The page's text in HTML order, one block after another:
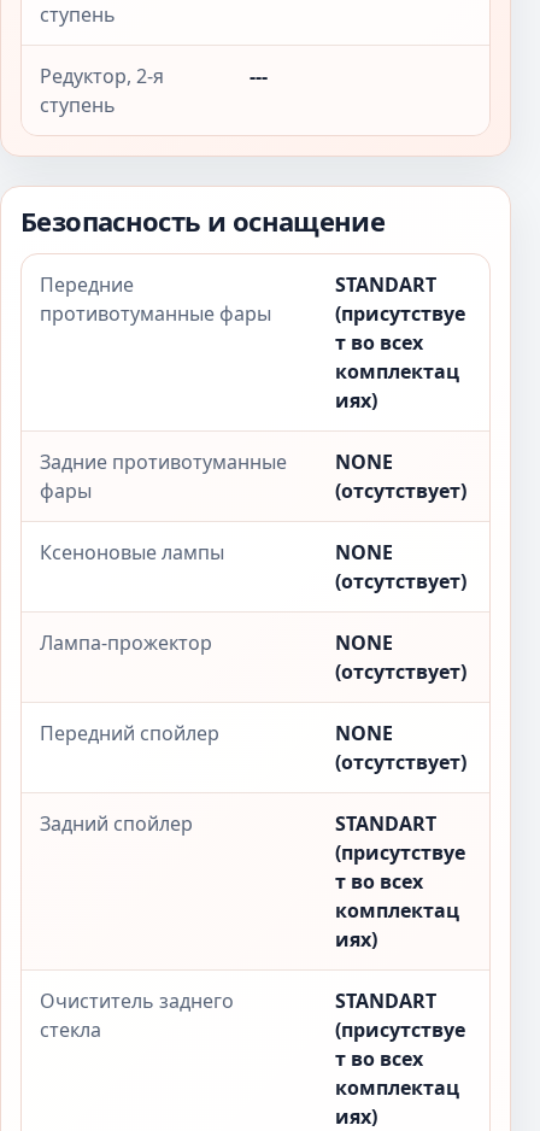
ступень
Редуктор, 2-я
ступень
---
Безопасность и оснащение
Передние
противотуманные фары
STANDART
(присутствуе
т во всех
комплектац
иях)
Задние противотуманные
фары
NONE
(отсутствует)
Ксеноновые лампы
NONE
(отсутствует)
Лампа-прожектор
NONE
(отсутствует)
Передний спойлер
NONE
(отсутствует)
Задний спойлер
STANDART
(присутствуе
т во всех
комплектац
иях)
Очиститель заднего
стекла
STANDART
(присутствуе
т во всех
комплектац
иях)